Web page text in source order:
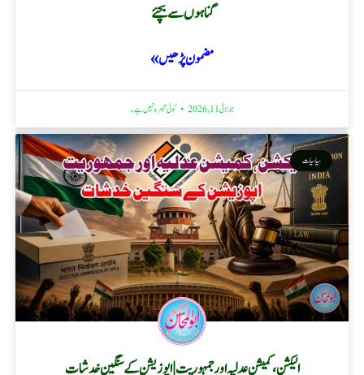
گناہوں سے بچئے
مضمون پڑھیں »
جولائی 11, 2026 کوئی تبصرہ نہیں ہے۔
سیاسیات
الیکشن، کمیشن عدلیہ اور جمہوریت | اپوزیشن کے سنگین خدشات